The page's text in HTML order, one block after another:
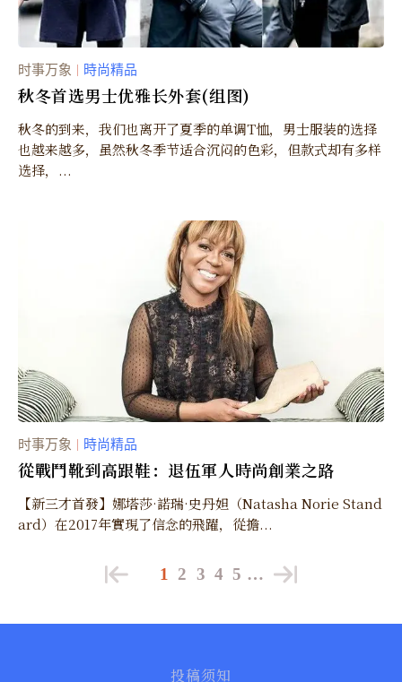
时事万象 時尚精品
秋冬首选男士优雅长外套(组图)
秋冬的到来，我们也离开了夏季的单调T恤，男士服装的选择
也越来越多，虽然秋冬季节适合沉闷的色彩，但款式却有多样
选择，...
时事万象 ｜ 時尚精品
從戰鬥靴到高跟鞋：退伍軍人時尚創業之路
【新三才首發】娜塔莎·諾瑞·史丹妲（Natasha Norie Stand
ard）在2017年實現了信念的飛躍，從擔...
1 2 3 4 5 …
投稿须知